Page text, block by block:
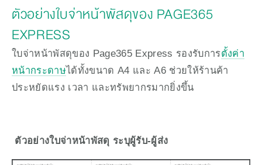
ตัวอย่างใบจ่าหน้าพัสดุของ PAGE365
EXPRESS
ใบจ่าหน้าพัสดุของ Page365 Express รองรับการตั้งค่า
หน้ากระดาษได้ทั้งขนาด A4 และ A6 ช่วยให้ร้านค้า
ประหยัดแรง เวลา และทรัพยากรมากยิ่งขึ้น
ตัวอย่างใบจ่าหน้าพัสดุ ระบุผู้รับ-ผู้ส่ง